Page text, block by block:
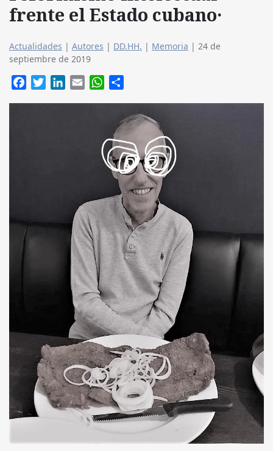
frente el Estado cubano·
Actualidades | Autores | DD.HH. | Memoria | 24 de
septiembre de 2019
FacebookTwitterLinkedIn
Email WhatsApp